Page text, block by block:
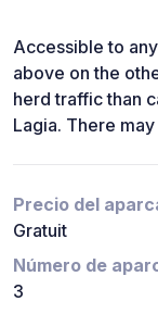
Accessible to
above on the
herd traffic than
Lagia. There
Precio del
Gratuit
Número de
3